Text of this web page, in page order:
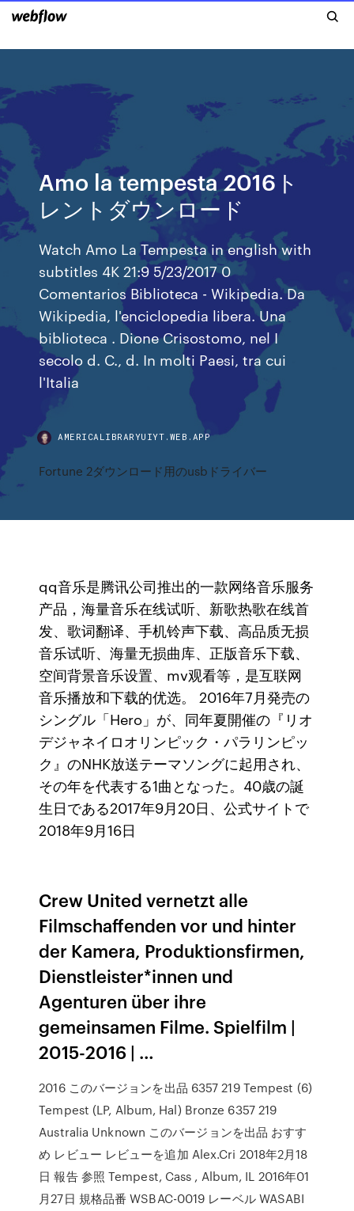
Amo la tempesta 2016ト
レントダウンロード
Watch Amo La Tempesta in english with
subtitles 4K 21:9 5/23/2017 0
Comentarios Biblioteca - Wikipedia. Da
Wikipedia, l'enciclopedia libera. Una
biblioteca . Dione Crisostomo, nel I
secolo d. C., d. In molti Paesi, tra cui
l'Italia
AMERICALIBRARYUIYT.WEB.APP
Fortune 2ダウンロード用のusbドライバー
qq音乐是腾讯公司推出的一款网络音乐服务
产品，海量音乐在线试听、新歌热歌在线首
发、歌词翻译、手机铃声下载、高品质无损
音乐试听、海量无损曲库、正版音乐下载、
空间背景音乐设置、mv观看等，是互联网
音乐播放和下载的优选。 2016年7月発売の
シングル「Hero」が、同年夏開催の『リオ
デジャネイロオリンピック・パラリンピッ
ク』のNHK放送テーマソングに起用され、
その年を代表する1曲となった。40歳の誕
生日である2017年9月20日、公式サイトで
2018年9月16日
Crew United vernetzt alle
Filmschaffenden vor und hinter
der Kamera, Produktionsfirmen,
Dienstleister*innen und
Agenturen über ihre
gemeinsamen Filme. Spielfilm |
2015-2016 | …
2016 このバージョンを出品 6357 219 Tempest (6)
Tempest (LP, Album, Hal) Bronze 6357 219
Australia Unknown このバージョンを出品 おすす
め レビュー レビューを追加 Alex.Cri 2018年2月18
日 報告 参照 Tempest, Cass , Album, IL 2016年01
月27日 規格品番 WSBAC-0019 レーベル WASABI